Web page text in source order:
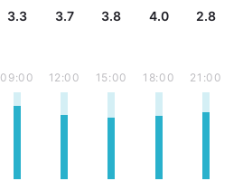
3.3 3.7 3.8 4.0 2.8
09:00 12:00 15:00 18:00 21:00